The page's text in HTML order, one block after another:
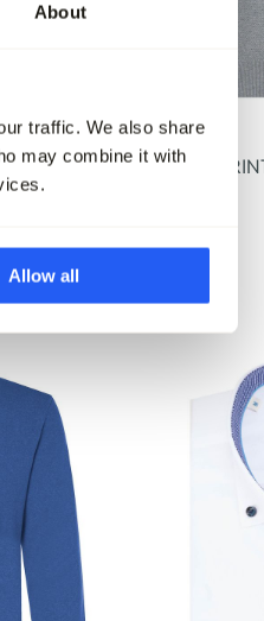
About
traffic. We also share
may combine it with
Allow all
hals
The